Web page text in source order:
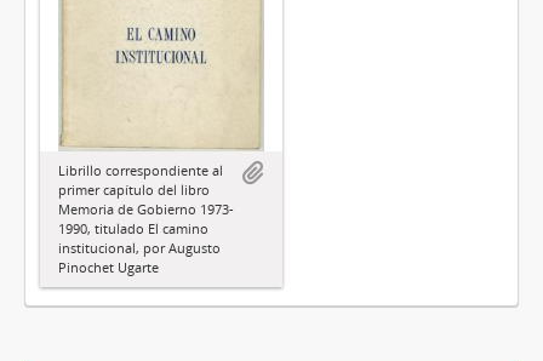
Librillo correspondiente al
primer capítulo del libro
Memoria de Gobierno 1973-
1990, titulado El camino
institucional, por Augusto
Pinochet Ugarte